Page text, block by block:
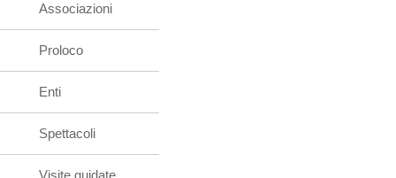
Associazioni
Proloco
Enti
Spettacoli
Visite guidate